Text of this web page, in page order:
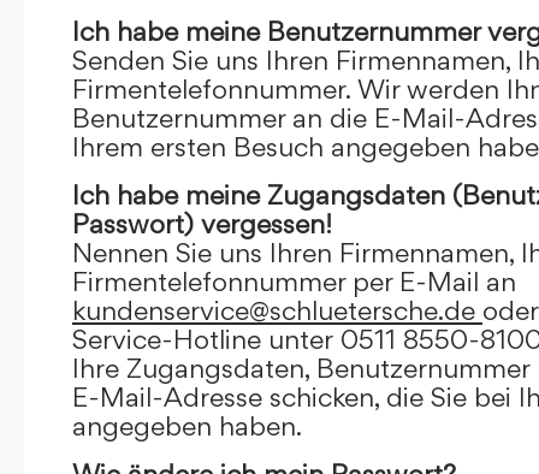
Ich habe meine Benutzernummer
Senden Sie uns Ihren Firmennamen,
Firmentelefonnummer. Wir werden
Benutzernummer an die E-Mail-
Ihrem ersten Besuch angegeben
Ich habe meine Zugangsdaten
Passwort) vergessen!
Nennen Sie uns Ihren Firmennamen,
Firmentelefonnummer per E-Mail an
kundenservice@schluetersche.de
Service-Hotline unter 0511 8550-
Ihre Zugangsdaten,
E-Mail-Adresse schicken, die Sie bei
angegeben haben.